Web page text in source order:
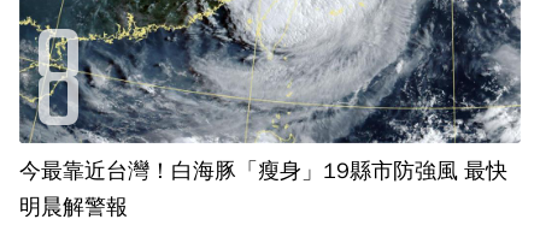
今最靠近台灣！白海豚「瘦身」19縣市防強風 最快
明晨解警報